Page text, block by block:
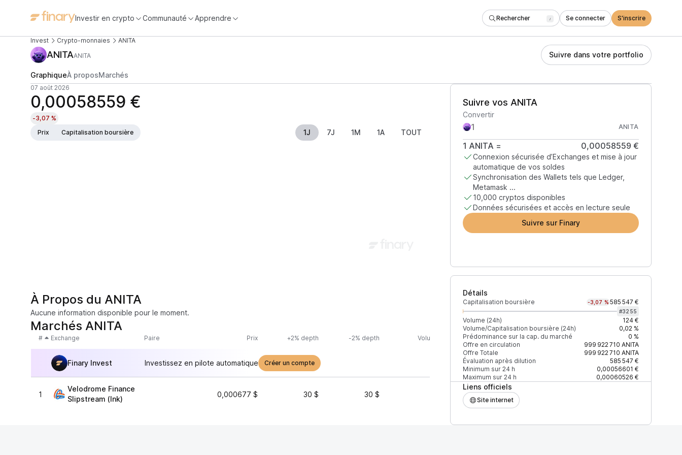
Investir en crypto Communauté Apprendre Rechercher / Se connecter S'inscrire
Invest Crypto-monnaies ANITA
ANITAANITA Suivre dans votre portfolio
GraphiqueÀ proposMarchés
07 août 2026
0,00058559 €
-3,07 %
Prix
Capitalisation boursière 1J 7J 1M 1A TOUT
Suivre vos ANITA
Convertir
ANITA
1 ANITA = 0,00058559 €
Connexion sécurisée d’Exchanges et mise à jour
automatique de vos soldes
Synchronisation des Wallets tels que Ledger,
Metamask ...
10,000 cryptos disponibles
Données sécurisées et accès en lecture seule
Suivre sur Finary
Détails
Capitalisation boursière -3,07 % 585 547 €
#3255
Volume (24h)
124 €
Volume/Capitalisation boursière (24h)
0,02 %
Prédominance sur la cap. du marché
0 %
Offre en circulation
999 922 710 ANITA
Offre Totale
999 922 710 ANITA
Évaluation après dilution
585 547 €
Minimum sur 24 h
0,00056601 €
Maximum sur 24 h
0,00060526 €
Liens officiels
Site internet
À Propos du ANITA
Aucune information disponible pour le moment.
Marchés ANITA
# Exchange Paire Prix +2% depth -2% depth Volume (24h) % du volume Confiance Mis à jour
Finary Invest Investissez en pilote automatique Créer un compte
1
Velodrome Finance
Slipstream (Ink)
0,000677 $ 30 $ 30 $ 100 %